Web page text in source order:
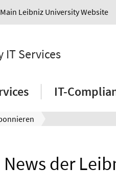
Main Leibniz University Website
IT Services
IT-
News der